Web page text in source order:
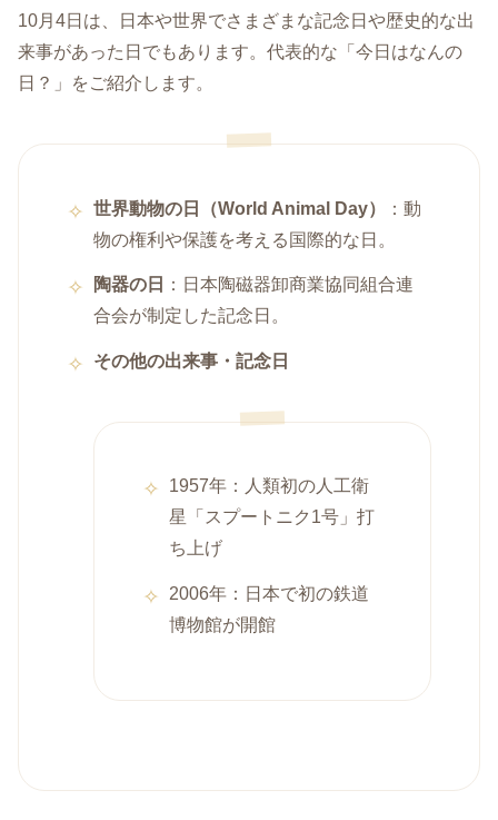
10月4日は、日本や世界でさまざまな記念日や歴史的な出
来事があった日でもあります。代表的な「今日はなんの
日？」をご紹介します。
世界動物の日（World Animal Day）
：動
物の権利や保護を考える国際的な日。
陶器の日
：日本陶磁器卸商業協同組合連
合会が制定した記念日。
その他の出来事・記念日
1957年：人類初の人工衛
星「スプートニク1号」打
ち上げ
2006年：日本で初の鉄道
博物館が開館